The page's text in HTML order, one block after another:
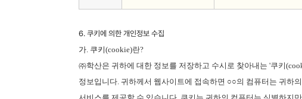
6. 쿠키에 의한 개인정보 수집
가. 쿠키(cookie)란?
㈜학산은 귀하에 대한 정보를 저장하고 수시로 찾아내는 '쿠키
정보입니다. 귀하께서 웹사이트에 접속하면 ○○의 컴퓨터는 귀하